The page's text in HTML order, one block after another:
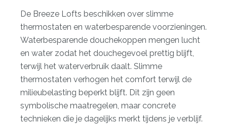
De Breeze Lofts beschikken over slimme
thermostaten en waterbesparende voorzieningen.
Waterbesparende douchekoppen mengen lucht
en water zodat het douchegevoel prettig blijft,
terwijl het waterverbruik daalt. Slimme
thermostaten verhogen het comfort terwijl de
milieubelasting beperkt blijft. Dit zijn geen
symbolische maatregelen, maar concrete
technieken die je dagelijks merkt tijdens je verblijf.